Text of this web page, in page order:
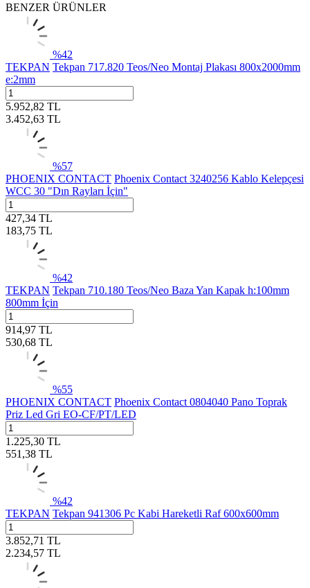
BENZER ÜRÜNLER
%42
TEKPAN Tekpan 717.820 Teos/Neo Montaj Plakası 800x2000mm
e:2mm
5.952,82 TL
3.452,63 TL
%57
PHOENIX CONTACT Phoenix Contact 3240256 Kablo Kelepçesi
WCC 30 "Dın Rayları İçin"
427,34 TL
183,75 TL
%42
TEKPAN Tekpan 710.180 Teos/Neo Baza Yan Kapak h:100mm
800mm İçin
914,97 TL
530,68 TL
%55
PHOENIX CONTACT Phoenix Contact 0804040 Pano Toprak
Priz Led Gri EO-CF/PT/LED
1.225,30 TL
551,38 TL
%42
TEKPAN Tekpan 941306 Pc Kabi Hareketli Raf 600x600mm
3.852,71 TL
2.234,57 TL